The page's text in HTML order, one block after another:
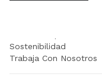
Sostenibilidad
Trabaja Con Nosotros